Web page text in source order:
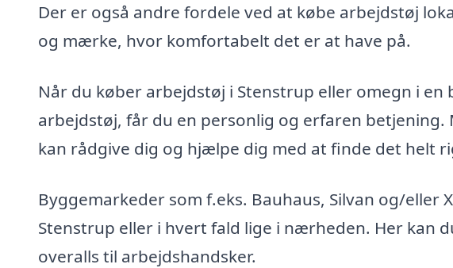
Der er også andre fordele ved at købe arbejdstøj
og mærke, hvor komfortabelt det er at have på.
Når du køber arbejdstøj i Stenstrup eller omegn i en
arbejdstøj, får du en personlig og erfaren betjening.
kan rådgive dig og hjælpe dig med at finde det helt
Byggemarkeder som f.eks. Bauhaus, Silvan og/eller
Stenstrup eller i hvert fald lige i nærheden. Her kan
overalls til arbejdshandsker.